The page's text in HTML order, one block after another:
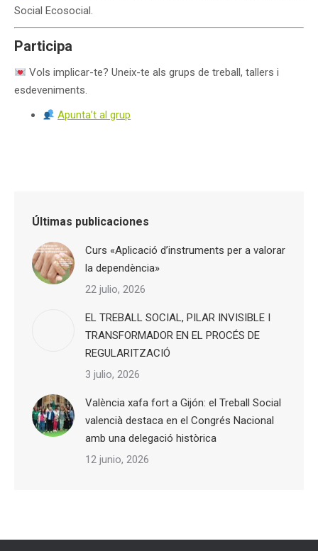
Social Ecosocial.
Participa
Vols implicar-te? Uneix-te als grups de treball, tallers i
esdeveniments.
Apunta’t al grup
Últimas publicaciones
Curs «Aplicació d’instruments per a valorar
la dependència»
22 julio, 2026
EL TREBALL SOCIAL, PILAR INVISIBLE I
TRANSFORMADOR EN EL PROCÉS DE
REGULARITZACIÓ
3 julio, 2026
València xafa fort a Gijón: el Treball Social
valencià destaca en el Congrés Nacional
amb una delegació històrica
12 junio, 2026